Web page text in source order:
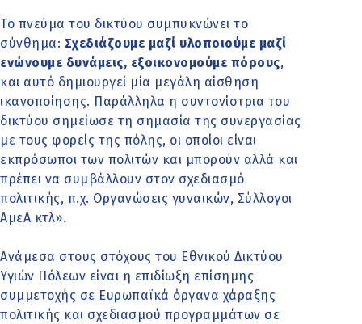
Το πνεύμα του δικτύου συμπυκνώνει το
σύνθημα: Σχεδιάζουμε μαζί υλοποιούμε μαζί
ενώνουμε δυνάμεις, εξοικονομούμε πόρους,
και αυτό δημιουργεί μία μεγάλη αίσθηση
ικανοποίησης. Παράλληλα η συντονίστρια του
δικτύου σημείωσε τη σημασία της συνεργασίας
με τους φορείς της πόλης, οι οποίοι είναι
εκπρόσωποι των πολιτών και μπορούν αλλά και
πρέπει να συμβάλλουν στον σχεδιασμό
πολιτικής, π.χ. Οργανώσεις γυναικών, Σύλλογοι
ΑμεΑ κτλ».
Ανάμεσα στους στόχους του Εθνικού Δικτύου
Υγιών Πόλεων είναι η επιδίωξη επίσημης
συμμετοχής σε Ευρωπαϊκά όργανα χάραξης
πολιτικής και σχεδιασμού προγραμμάτων σε